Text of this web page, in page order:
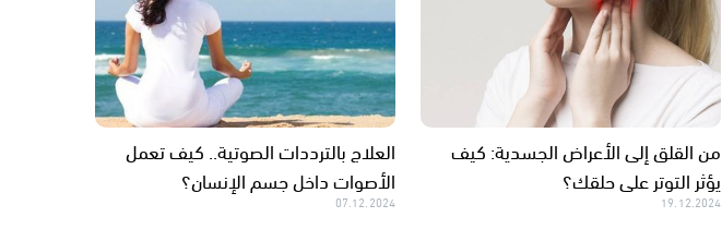
من القلق إلى الأعراض الجسدية: كيف
يؤثر التوتر على حلقك؟
19.12.2024
العلاج بالترددات الصوتية.. كيف تعمل
الأصوات داخل جسم الإنسان؟
07.12.2024